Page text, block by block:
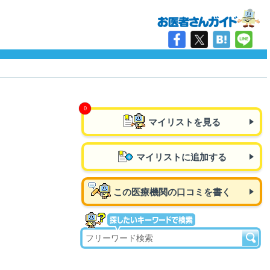
マイリストを見る
マイリストに追加する
この医療機関の口コミを書く